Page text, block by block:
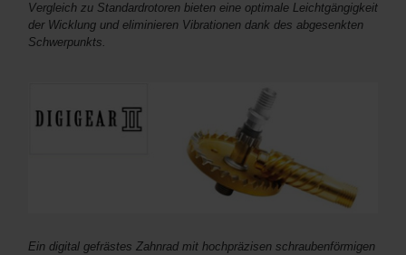
Vergleich zu Standardrotoren bieten eine optimale Leichtgängigkeit
der Wicklung und eliminieren Vibrationen dank des abgesenkten
Schwerpunkts.
Ein digital gefrästes Zahnrad mit hochpräzisen schraubenförmigen